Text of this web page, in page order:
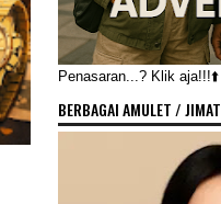
Penasaran...? Klik aja!!!⬆️
BERBAGAI AMULET / JIMAT